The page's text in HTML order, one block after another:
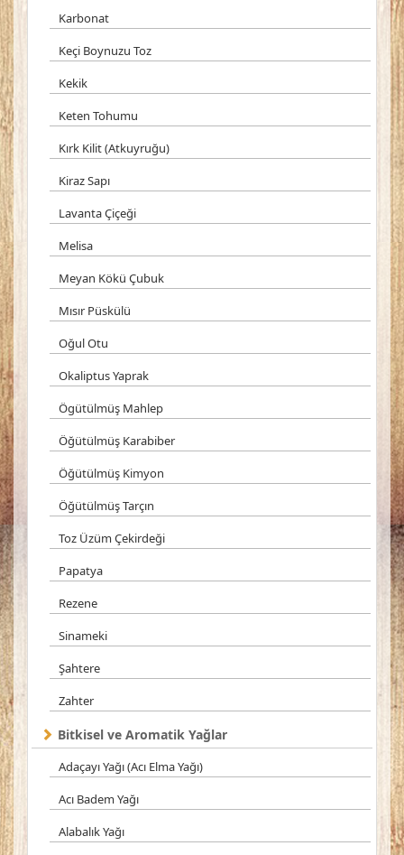
Karbonat
Keçi Boynuzu Toz
Kekik
Keten Tohumu
Kırk Kilit (Atkuyruğu)
Kiraz Sapı
Lavanta Çiçeği
Melisa
Meyan Kökü Çubuk
Mısır Püskülü
Oğul Otu
Okaliptus Yaprak
Ögütülmüş Mahlep
Öğütülmüş Karabiber
Öğütülmüş Kimyon
Öğütülmüş Tarçın
Toz Üzüm Çekirdeği
Papatya
Rezene
Sinameki
Şahtere
Zahter
Bitkisel ve Aromatik Yağlar
Adaçayı Yağı (Acı Elma Yağı)
Acı Badem Yağı
Alabalık Yağı